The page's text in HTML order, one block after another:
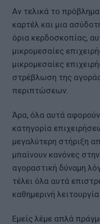
Αν τελικά το
καρτέλ και μια
όρια κερδοσκοπίας,
μικρομεσαίες
μικρομεσαίες
στρέβλωση της
περιπτώσεων.
Άρα, όλα αυτά αφορούν
κατηγορία
μεγαλύτερη στήριξη
μπαίνουν κανόνες
αγοραστική δύναμη
τέλει όλα αυτά
καθημερινή
Εμείς λέμε απλά